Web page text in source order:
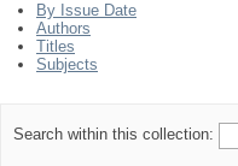
By Issue Date
Authors
Titles
Subjects
Search within this collection: